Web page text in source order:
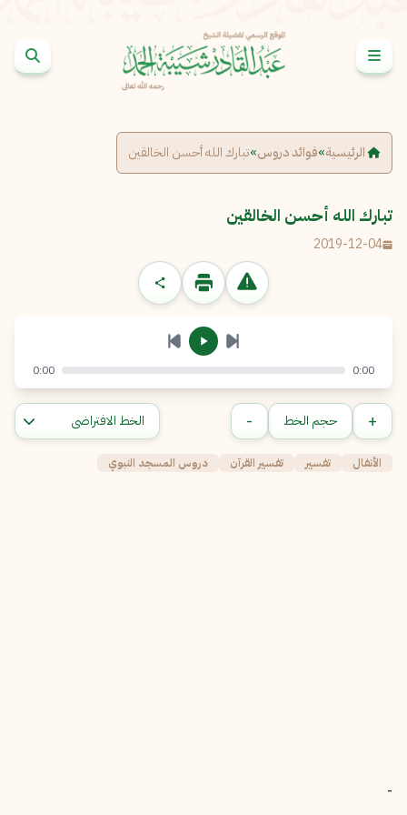
الرئيسية»فوائد دروس»تبارك الله أحسن الخالقين
تبارك الله أحسن الخالقين
2019-12-04
الإبلاغ عن مشكلة
الرسالة
إرسال إلغاء
0:00
0:00
+ حجم الخط -
الأنفال تفسير تفسير القرآن دروس المسجد النبوي
-